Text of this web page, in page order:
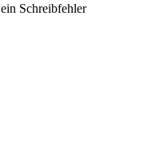
Schreibfehler